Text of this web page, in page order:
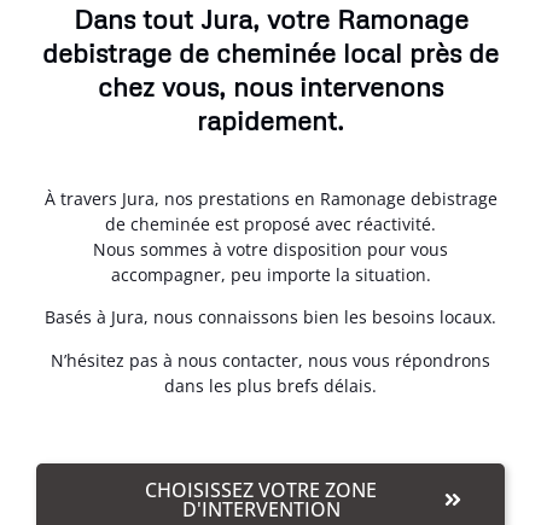
Dans tout Jura, votre Ramonage
debistrage de cheminée local près de
chez vous, nous intervenons
rapidement.
À travers Jura, nos prestations en Ramonage debistrage
de cheminée est proposé avec réactivité.
Nous sommes à votre disposition pour vous
accompagner, peu importe la situation.
Basés à Jura, nous connaissons bien les besoins locaux.
N’hésitez pas à nous contacter, nous vous répondrons
dans les plus brefs délais.
CHOISISSEZ VOTRE ZONE
D'INTERVENTION